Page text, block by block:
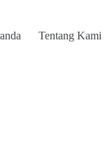
Tentang Kami